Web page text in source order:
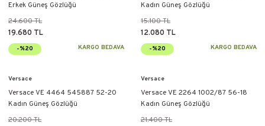
Erkek Güneş Gözlüğü
24.600 TL
19.680 TL
-%20 KARGO BEDAVA
Kadın Güneş Gözlüğü
15.100 TL
12.080 TL
-%20 KARGO BEDAVA
Versace
Versace VE 4464 545887 52-20
Kadın Güneş Gözlüğü
20.200 TL
Versace
Versace VE 2264 1002/87 56-18
Kadın Güneş Gözlüğü
21.400 TL